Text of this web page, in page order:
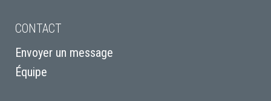
CONTACT
Envoyer un message
Équipe